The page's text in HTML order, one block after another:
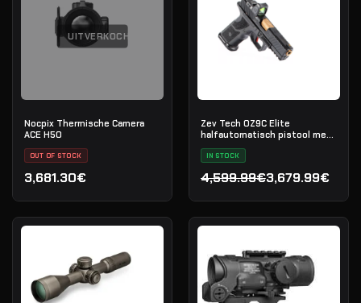
UITVERKOCHT
Nocpix Thermische Camera
ACE H50
OUT OF STOCK
3,681.30€
Zev Tech OZ9C Elite
halfautomatisch pistool met
IN STOCK
4,599.99€
Oorspronkelijke prijs
3,679.99€
Huidige prijs is: